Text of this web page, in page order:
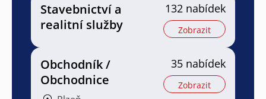
Stavebnictví a
realitní služby
132 nabídek
Zobrazit
Obchodník /
Obchodnice
35 nabídek
Zobrazit